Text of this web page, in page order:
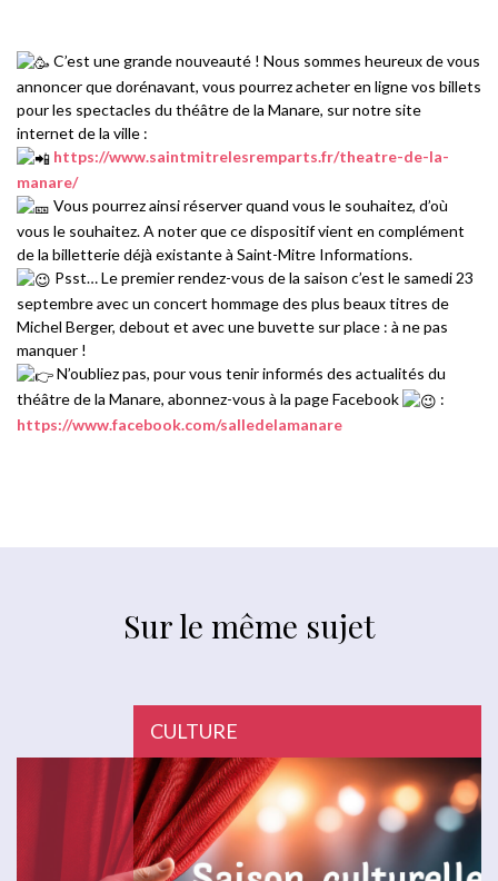
C’est une grande nouveauté ! Nous sommes heureux de vous
annoncer que dorénavant, vous pourrez acheter en ligne vos billets
pour les spectacles du théâtre de la Manare, sur notre site
internet de la ville :
https://www.saintmitrelesremparts.fr/theatre-de-la-
manare/
Vous pourrez ainsi réserver quand vous le souhaitez, d’où
vous le souhaitez. A noter que ce dispositif vient en complément
de la billetterie déjà existante à Saint-Mitre Informations.
Psst… Le premier rendez-vous de la saison c’est le samedi 23
septembre avec un concert hommage des plus beaux titres de
Michel Berger, debout et avec une buvette sur place : à ne pas
manquer !
N’oubliez pas, pour vous tenir informés des actualités du
théâtre de la Manare, abonnez-vous à la page Facebook
:
https://www.facebook.com/salledelamanare
Sur le même sujet
CULTURE